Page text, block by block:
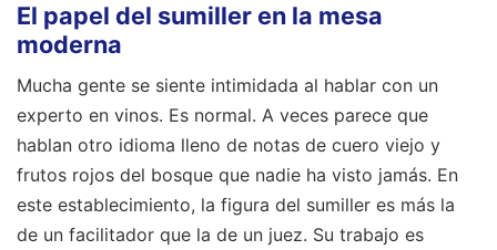
El papel del sumiller en la mesa
moderna
Mucha gente se siente intimidada al hablar con un
experto en vinos. Es normal. A veces parece que
hablan otro idioma lleno de notas de cuero viejo y
frutos rojos del bosque que nadie ha visto jamás. En
este establecimiento, la figura del sumiller es más la
de un facilitador que la de un juez. Su trabajo es